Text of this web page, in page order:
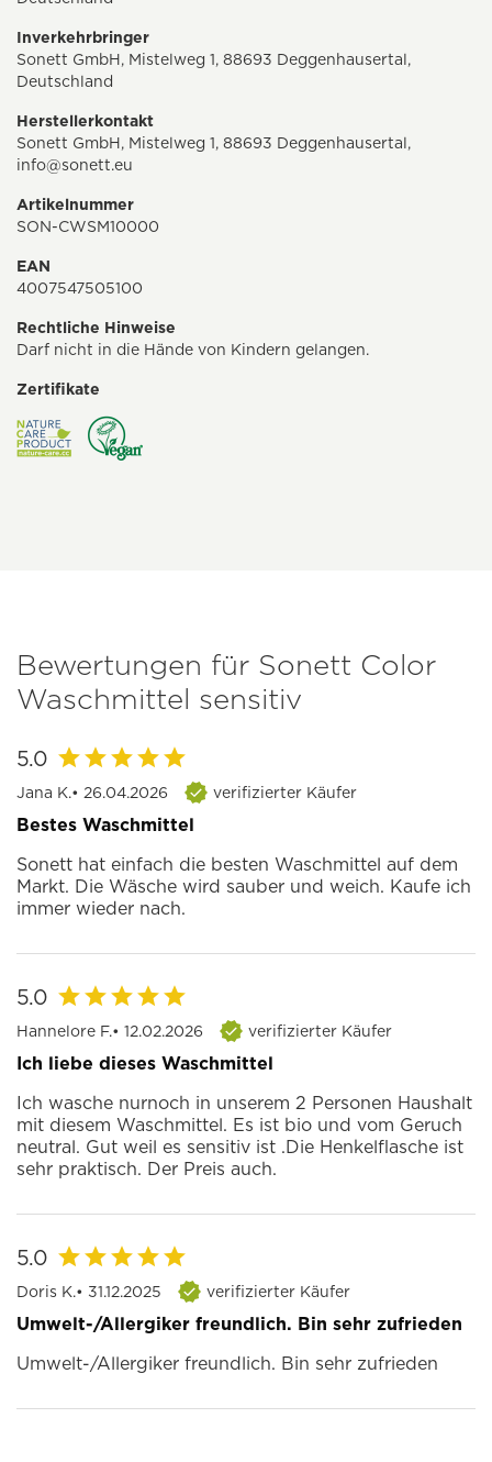
Inverkehrbringer
Sonett GmbH, Mistelweg 1, 88693 Deggenhausertal,
Deutschland
Herstellerkontakt
Sonett GmbH, Mistelweg 1, 88693 Deggenhausertal,
info@sonett.eu
Artikelnummer
SON-CWSM10000
EAN
4007547505100
Rechtliche Hinweise
Darf nicht in die Hände von Kindern gelangen.
Zertifikate
Bewertungen für Sonett Color
Waschmittel sensitiv
5.0
Jana K.• 26.04.2026 verifizierter Käufer
Bestes Waschmittel
Sonett hat einfach die besten Waschmittel auf dem
Markt. Die Wäsche wird sauber und weich. Kaufe ich
immer wieder nach.
5.0
Hannelore F.• 12.02.2026 verifizierter Käufer
Ich liebe dieses Waschmittel
Ich wasche nurnoch in unserem 2 Personen Haushalt
mit diesem Waschmittel. Es ist bio und vom Geruch
neutral. Gut weil es sensitiv ist .Die Henkelflasche ist
sehr praktisch. Der Preis auch.
5.0
Doris K.• 31.12.2025 verifizierter Käufer
Umwelt-/Allergiker freundlich. Bin sehr zufrieden
Umwelt-/Allergiker freundlich. Bin sehr zufrieden